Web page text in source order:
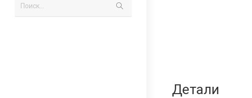
Поиск...
Детали